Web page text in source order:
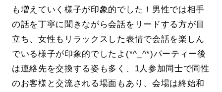
も増えていく様子が印象的でした！男性では相手
の話を丁寧に聞きながら会話をリードする方が目
立ち、女性もリラックスした表情で会話を楽しん
でいる様子が印象的でしたよ(*^_^*)パーティー後
は連絡先を交換する姿も多く、1人参加同士で同性
のお客様と交流される場面もあり、会場は終始和